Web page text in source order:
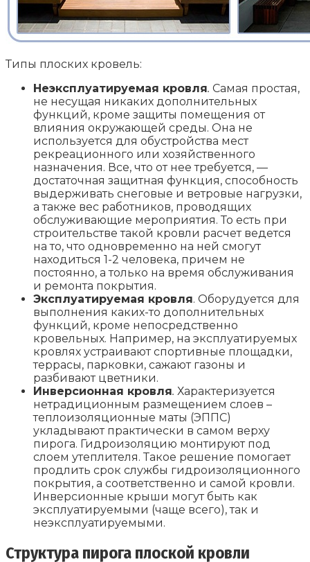
Типы плоских кровель:
Неэксплуатируемая кровля. Самая простая,
не несущая никаких дополнительных
функций, кроме защиты помещения от
влияния окружающей среды. Она не
используется для обустройства мест
рекреационного или хозяйственного
назначения. Все, что от нее требуется, —
достаточная защитная функция, способность
выдерживать снеговые и ветровые нагрузки,
а также вес работников, проводящих
обслуживающие мероприятия. То есть при
строительстве такой кровли расчет ведется
на то, что одновременно на ней смогут
находиться 1-2 человека, причем не
постоянно, а только на время обслуживания
и ремонта покрытия.
Эксплуатируемая кровля. Оборудуется для
выполнения каких-то дополнительных
функций, кроме непосредственно
кровельных. Например, на эксплуатируемых
кровлях устраивают спортивные площадки,
террасы, парковки, сажают газоны и
разбивают цветники.
Инверсионная кровля. Характеризуется
нетрадиционным размещением слоев –
теплоизоляционные маты (ЭППС)
укладывают практически в самом верху
пирога. Гидроизоляцию монтируют под
слоем утеплителя. Такое решение помогает
продлить срок службы гидроизоляционного
покрытия, а соответственно и самой кровли.
Инверсионные крыши могут быть как
эксплуатируемыми (чаще всего), так и
неэксплуатируемыми.
Структура пирога плоской кровли